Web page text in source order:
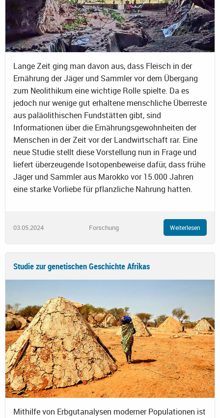
Lange Zeit ging man davon aus, dass Fleisch in der
Ernährung der Jäger und Sammler vor dem Übergang
zum Neolithikum eine wichtige Rolle spielte. Da es
jedoch nur wenige gut erhaltene menschliche Überreste
aus paläolithischen Fundstätten gibt, sind
Informationen über die Ernährungsgewohnheiten der
Menschen in der Zeit vor der Landwirtschaft rar. Eine
neue Studie stellt diese Vorstellung nun in Frage und
liefert überzeugende Isotopenbeweise dafür, dass frühe
Jäger und Sammler aus Marokko vor 15.000 Jahren
eine starke Vorliebe für pflanzliche Nahrung hatten.
03.05.2024 Forschung Weiterlesen
Studie zur genetischen Geschichte Afrikas
Mithilfe von Erbgutanalysen moderner Populationen ist